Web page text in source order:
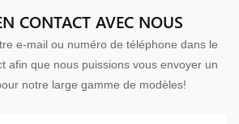
CONTACT AVEC NOUS
e-mail ou numéro de téléphone dans le
afin que nous puissions vous envoyer un
notre large gamme de modèles!